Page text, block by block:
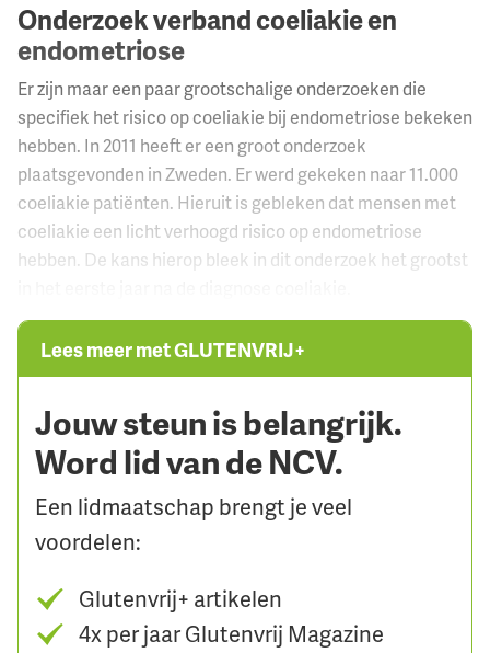
Onderzoek verband coeliakie en
endometriose
Er zijn maar een paar grootschalige onderzoeken die
specifiek het risico op coeliakie bij endometriose bekeken
hebben. In 2011 heeft er een groot onderzoek
plaatsgevonden in Zweden. Er werd gekeken naar 11.000
coeliakie patiënten. Hieruit is gebleken dat mensen met
coeliakie een licht verhoogd risico op endometriose
hebben. De kans hierop bleek in dit onderzoek het grootst
Lees meer met GLUTENVRIJ+
Jouw steun is belangrijk.
Word lid van de NCV.
Een lidmaatschap brengt je veel
voordelen:
Glutenvrij+ artikelen
4x per jaar Glutenvrij Magazine